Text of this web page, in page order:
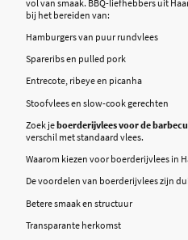
vol van smaak. BBQ-liefhebbers uit
bij het bereiden van:
Hamburgers van puur rundvlees
Spareribs en pulled pork
Entrecote, ribeye en picanha
Stoofvlees en slow-cook gerechten
Zoek jeboerderijvlees voor de
verschil met standaard vlees.
Waarom kiezen voor boerderijvlees in
De voordelen van boerderijvlees zijn
Betere smaak en structuur
Transparante herkomst